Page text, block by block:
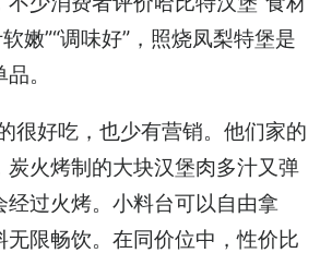
嫩”“调味好”，照烧凤梨特堡是
。
很好吃，也少有营销。他们家的
炭火烤制的大块汉堡肉多汁又弹
经过火烤。小料台可以自由拿
无限畅饮。在同价位中，性价比